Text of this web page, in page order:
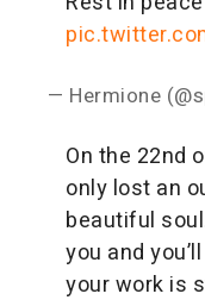
— Hermione
On the 22nd
only lost an
beautiful
you and
your work is